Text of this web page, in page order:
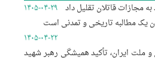
مجازات قاتلان تقلیل داد ۱۴۰۵-۰۴-۲۹
یک مطالبه تاریخی و تمدنی است
۱۴۰۵-۰۴-۲۲
ملت ایران، تأکید همیشگی رهبر شهید